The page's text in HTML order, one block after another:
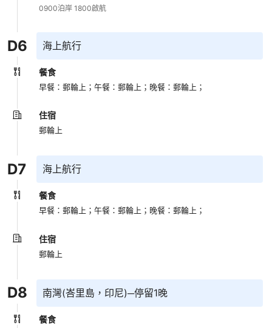
0900泊岸 1800啟航
D6 海上航行
餐食
早餐：郵輪上；午餐：郵輪上； 晚餐：郵輪上；
住宿
郵輪上
D7 海上航行
餐食
早餐：郵輪上；午餐：郵輪上； 晚餐：郵輪上；
住宿
郵輪上
D8 南灣(峇里島，印尼)─停留1晚
餐食